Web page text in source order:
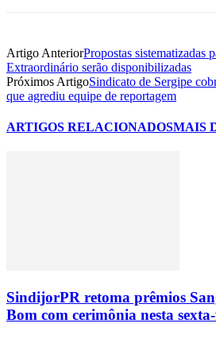
Artigo AnteriorPropostas sistematizadas
Extraordinário serão disponibilizadas
Próximos ArtigoSindicato de Sergipe
que agrediu equipe de reportagem
ARTIGOS RELACIONADOSMAIS
SindijorPR retoma prêmios
Bom com cerimônia nesta